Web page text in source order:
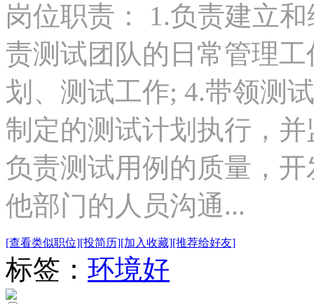
岗位职责： 1.负责建立
责测试团队的日常管理
划、测试工作; 4.带领测
制定的测试计划执行，
负责测试用例的质量，
他部门的人员沟通...
[查看类似职位][投简历][加入收藏][推荐给好友]
标签： 环境好